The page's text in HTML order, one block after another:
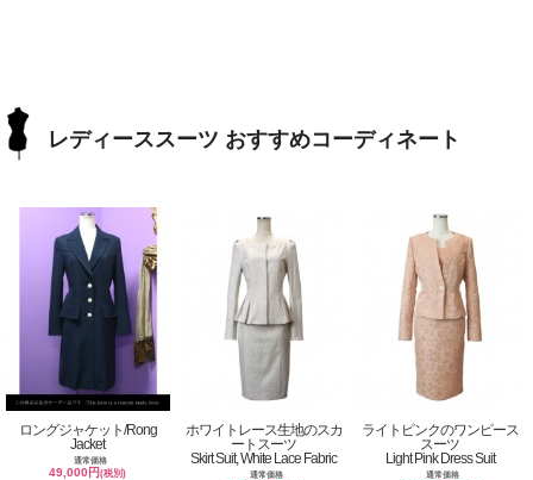
レディーススーツ おすすめコーディネート
ロングジャケット/Rong
Jacket
通常価格
49,000円(税別)
ホワイトレース生地のスカ
ートスーツ
Skirt Suit, White Lace Fabric
通常価格
ライトピンクのワンピース
スーツ
Light Pink Dress Suit
通常価格